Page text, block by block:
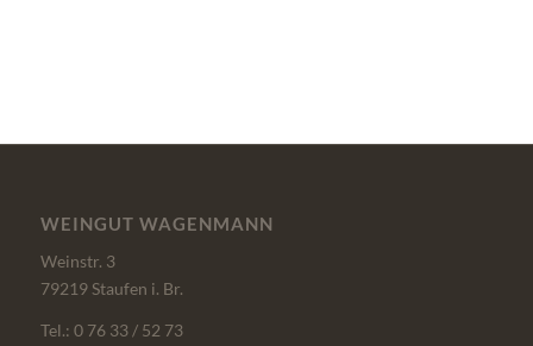
WEINGUT WAGENMANN
Weinstr. 3
79219 Staufen i. Br.
Tel.: 0 76 33 / 52 73